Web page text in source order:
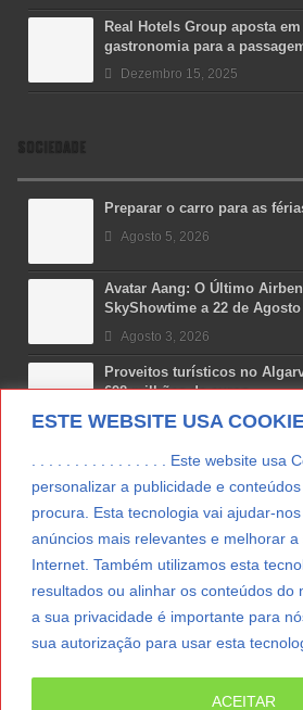
ESTE WEBSITE USA
. . . . . . . . . . . . . . . . Este website usa
personalizar a publicidade e
procura. Esta tecnologia vai ajudar-
anúncios mais relevantes e melhorar
Internet. Também utilizamos esta
resultados ou alinhar os conteúdos do
a sua privacidade é importante para
sua autorização para usar esta
ACEITAR
Real Hotels Group aposta
gastronomia para a
Dezembro 15, 2025
SOCIEDADE
Preparar o carro para as
Agosto 5, 2026
Avatar Aang: O Último
SkyShowtime a 22 de Agosto
Agosto 3, 2026
Proveitos turísticos no
698 milhões de euros
Julho 31, 2026
Costa Boal Branco 2025:
Novas 7 Maravilhas de
final regional da Grande
Julho 29, 2026